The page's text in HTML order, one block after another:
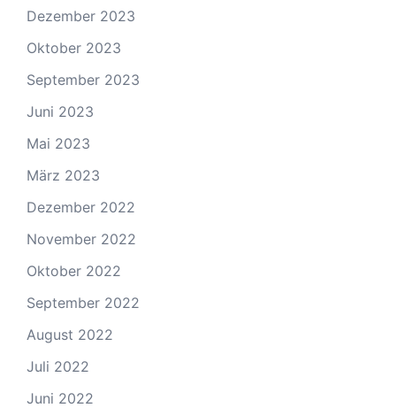
Dezember 2023
Oktober 2023
September 2023
Juni 2023
Mai 2023
März 2023
Dezember 2022
November 2022
Oktober 2022
September 2022
August 2022
Juli 2022
Juni 2022